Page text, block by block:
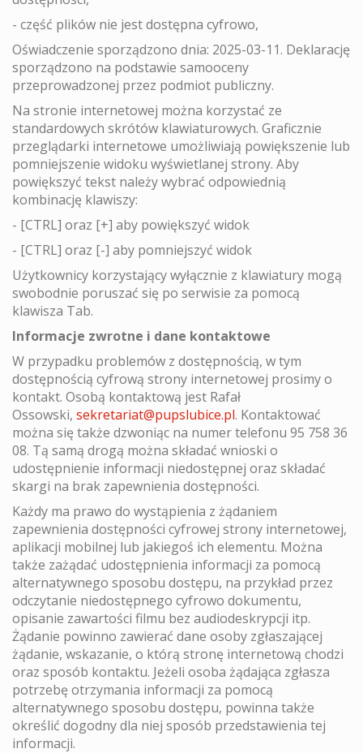
- część plików nie jest dostępna cyfrowo,
Oświadczenie sporządzono dnia: 2025-03-11. Deklarację
sporządzono na podstawie samooceny
przeprowadzonej przez podmiot publiczny.
Na stronie internetowej można korzystać ze
standardowych skrótów klawiaturowych. Graficznie
przeglądarki internetowe umożliwiają powiększenie lub
pomniejszenie widoku wyświetlanej strony. Aby
powiększyć tekst należy wybrać odpowiednią
kombinację klawiszy:
- [CTRL] oraz [+] aby powiększyć widok
- [CTRL] oraz [-] aby pomniejszyć widok
Użytkownicy korzystający wyłącznie z klawiatury mogą
swobodnie poruszać się po serwisie za pomocą
klawisza Tab.
Informacje zwrotne i dane kontaktowe
W przypadku problemów z dostępnością, w tym
dostępnością cyfrową strony internetowej prosimy o
kontakt. Osobą kontaktową jest Rafał
Ossowski, sekretariat@pupslubice.pl. Kontaktować
można się także dzwoniąc na numer telefonu 95 758 36
08. Tą samą drogą można składać wnioski o
udostępnienie informacji niedostępnej oraz składać
skargi na brak zapewnienia dostępności.
Każdy ma prawo do wystąpienia z żądaniem
zapewnienia dostępności cyfrowej strony internetowej,
aplikacji mobilnej lub jakiegoś ich elementu. Można
także zażądać udostępnienia informacji za pomocą
alternatywnego sposobu dostępu, na przykład przez
odczytanie niedostępnego cyfrowo dokumentu,
opisanie zawartości filmu bez audiodeskrypcji itp.
Żądanie powinno zawierać dane osoby zgłaszającej
żądanie, wskazanie, o którą stronę internetową chodzi
oraz sposób kontaktu. Jeżeli osoba żądająca zgłasza
potrzebę otrzymania informacji za pomocą
alternatywnego sposobu dostępu, powinna także
określić dogodny dla niej sposób przedstawienia tej
informacji.